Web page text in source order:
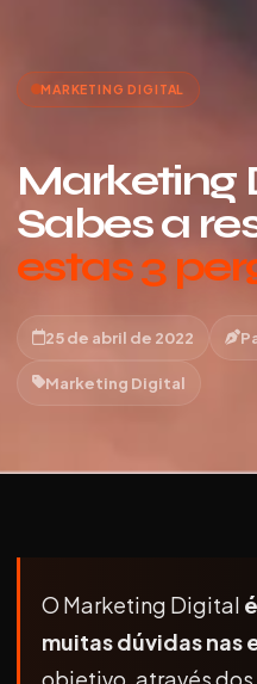
MARKETING DIGITAL
Marketing
Sabes a
estas 3
25 de abril de 2022
Marketing Digital
O Marketing Digital
muitas dúvidas nas
objetivo, através dos